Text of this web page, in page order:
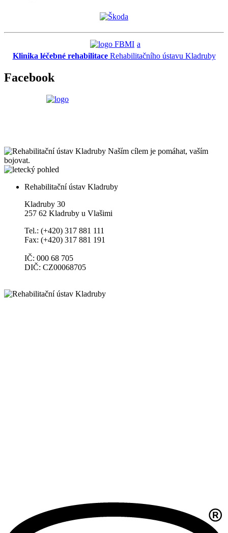
a
Klinika léčebné rehabilitaceRehabilitačního ústavu Kladruby
Facebook
Naším cílem je pomáhat, vaším
bojovat.
Rehabilitační ústav Kladruby
Kladruby 30
257 62 Kladruby u Vlašimi
Tel.: (+420) 317 881 111
Fax: (+420) 317 881 191
IČ: 000 68 705
DIČ: CZ00068705